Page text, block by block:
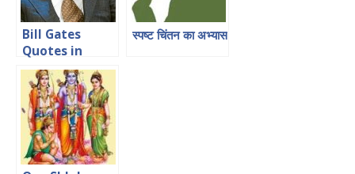
Bill Gates
Quotes in
Hindi
स्पष्ट चिंतन का अभ्यास